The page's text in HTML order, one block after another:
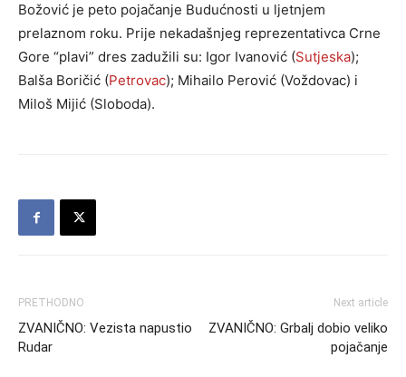
Božović je peto pojačanje Budućnosti u ljetnjem
prelaznom roku. Prije nekadašnjeg reprezentativca Crne
Gore “plavi” dres zadužili su: Igor Ivanović (Sutjeska);
Balša Boričić (Petrovac); Mihailo Perović (Voždovac) i
Miloš Mijić (Sloboda).
PRETHODNO
ZVANIČNO: Vezista napustio
Rudar
Next article
ZVANIČNO: Grbalj dobio veliko
pojačanje